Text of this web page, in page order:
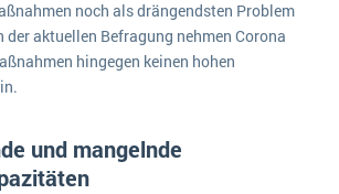
noch als drängendsten Problem
der aktuellen Befragung nehmen Corona
hingegen keinen hohen
und mangelnde